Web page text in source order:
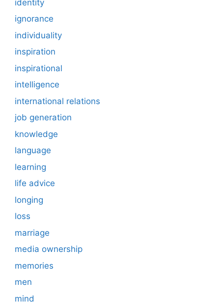
identity
ignorance
individuality
inspiration
inspirational
intelligence
international relations
job generation
knowledge
language
learning
life advice
longing
loss
marriage
media ownership
memories
men
mind